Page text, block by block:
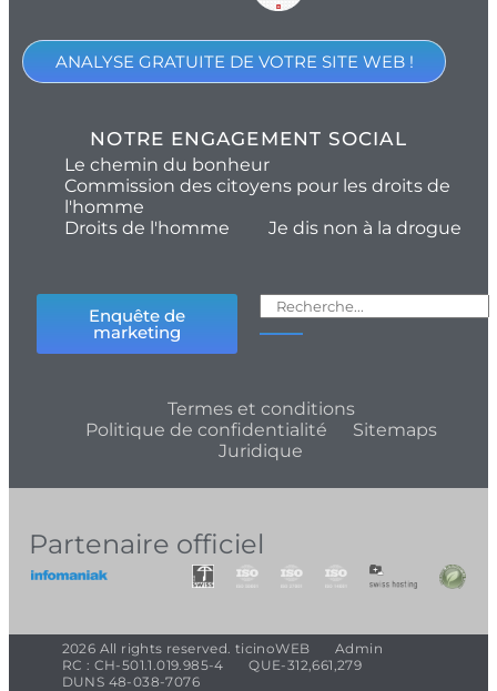
ANALYSE GRATUITE DE VOTRE SITE WEB !
NOTRE ENGAGEMENT SOCIAL
Le chemin du bonheur
Commission des citoyens pour les droits de
l'homme
Droits de l'homme
Je dis non à la drogue
Enquête de
marketing
Termes et conditions
Politique de confidentialité
Sitemaps
Juridique
Partenaire officiel
2026 All rights reserved. ticinoWEB
Admin
RC : CH-501.1.019.985-4
QUE-312,661,279
DUNS 48-038-7076